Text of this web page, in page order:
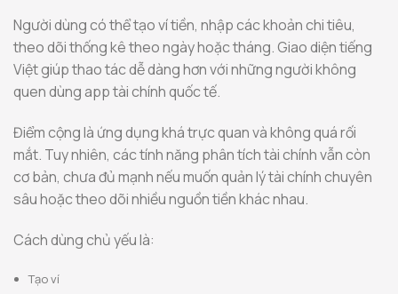
Người dùng có thể tạo ví tiền, nhập các khoản chi tiêu,
theo dõi thống kê theo ngày hoặc tháng. Giao diện tiếng
Việt giúp thao tác dễ dàng hơn với những người không
quen dùng app tài chính quốc tế.
Điểm cộng là ứng dụng khá trực quan và không quá rối
mắt. Tuy nhiên, các tính năng phân tích tài chính vẫn còn
cơ bản, chưa đủ mạnh nếu muốn quản lý tài chính chuyên
sâu hoặc theo dõi nhiều nguồn tiền khác nhau.
Cách dùng chủ yếu là:
Tạo ví